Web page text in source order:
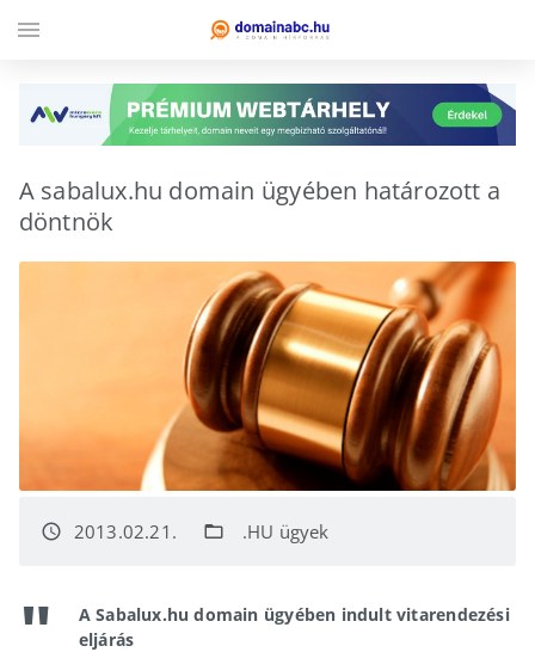
A sabalux.hu domain ügyében határozott a
döntnök
access_time 2013.02.21. folder_open .HU ügyek
A Sabalux.hu domain ügyében indult vitarendezési
eljárás
menu